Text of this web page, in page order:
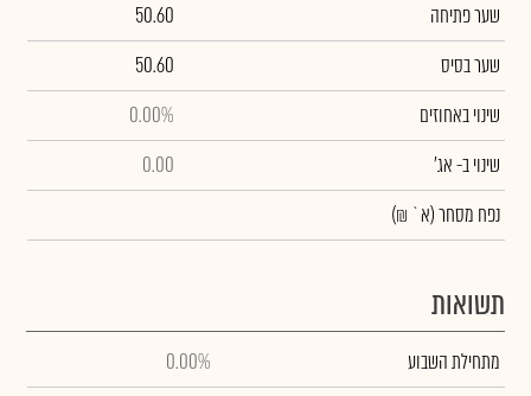
שער פתיחה
50.60
שער בסיס
50.60
שינוי באחוזים
0.00%
שינויב- אג'
0.00
נפח מסחר(א` ₪)
תשואות
מתחילת השבוע
0.00%